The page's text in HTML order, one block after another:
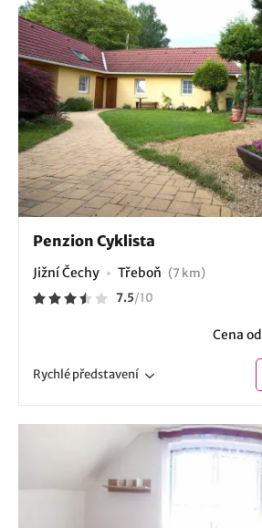
Penzion Cyklista
Jižní Čechy Třeboň (7 km)
7.5/10
Cena od
Rychlépředstavení